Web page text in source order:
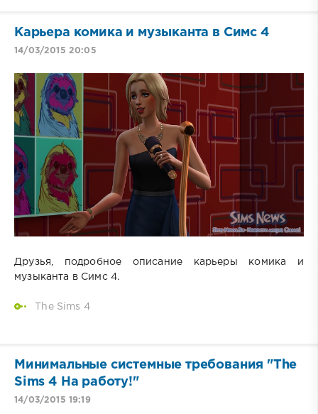
Карьера комика и музыканта в Симс 4
14/03/2015 20:05
Друзья, подробное описание карьеры комика и
музыканта в Симс 4.
The Sims 4
Минимальные системные требования "The
Sims 4 На работу!"
14/03/2015 19:19